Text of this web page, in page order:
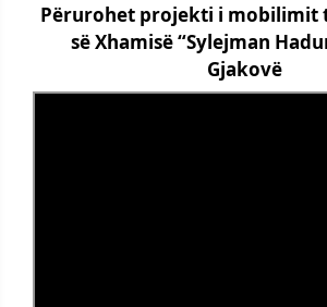
Përurohet projekti i mobilimit
së Xhamisë “Sylejman
Gjakovë